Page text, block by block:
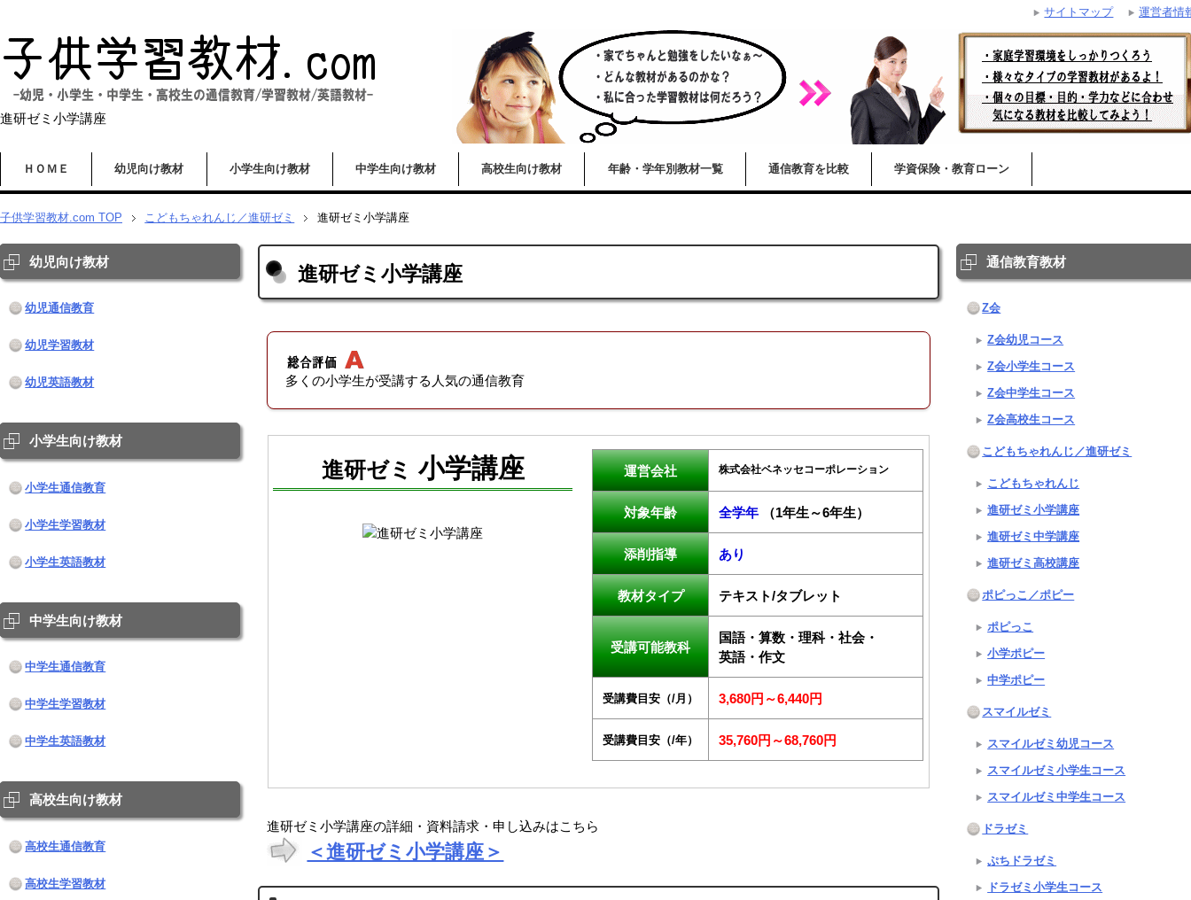
進研ゼミ小学講座
ＨＯＭＥ 幼児向け教材 小学生向け教材 中学生向け教材 高校生向け教材 年齢・学年別教材一覧 通信教育を比較 学資保険・教育ローン
子供学習教材.com TOP こどもちゃれんじ／進研ゼミ 進研ゼミ小学講座
進研ゼミ小学講座
多くの小学生が受講する人気の通信教育
進研ゼミ 小学講座 運営会社 株式会社ベネッセコーポレーション
対象年齢 全学年 （1年生～6年生）
添削指導 あり
教材タイプ テキスト/タブレット
受講可能教科
国語・算数・理科・社会・
英語・作文
受講費目安（/月） 3,680円～6,440円
受講費目安（/年） 35,760円～68,760円
進研ゼミ小学講座の詳細・資料請求・申し込みはこちら
＜進研ゼミ小学講座＞
幼児向け教材
幼児通信教育
幼児学習教材
幼児英語教材
小学生向け教材
小学生通信教育
小学生学習教材
小学生英語教材
中学生向け教材
中学生通信教育
中学生学習教材
中学生英語教材
高校生向け教材
高校生通信教育
高校生学習教材
通信教育教材
Z会
Z会幼児コース
Z会小学生コース
Z会中学生コース
Z会高校生コース
こどもちゃれんじ／進研ゼミ
こどもちゃれんじ
進研ゼミ小学講座
進研ゼミ中学講座
進研ゼミ高校講座
ポピっこ／ポピー
ポピっこ
小学ポピー
中学ポピー
スマイルゼミ
スマイルゼミ幼児コース
スマイルゼミ小学生コース
スマイルゼミ中学生コース
ドラゼミ
ぷちドラゼミ
ドラゼミ小学生コース
サイトマップ 運営者情